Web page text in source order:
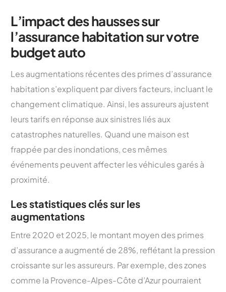
L’impact des hausses sur
l’assurance habitation sur votre
budget auto
Les augmentations récentes des primes d’assurance
habitation s’expliquent par divers facteurs, incluant le
changement climatique. Ainsi, les assureurs ajustent
leurs tarifs en réponse aux sinistres liés aux
catastrophes naturelles. Quand une maison est
frappée par des inondations, ces mêmes
événements peuvent affecter les véhicules garés à
proximité.
Les statistiques clés sur les
augmentations
Entre 2020 et 2025, le montant moyen des primes
d’assurance a augmenté de 28%, reflétant la pression
croissante sur les assureurs. Par exemple, des zones
comme la Provence-Alpes-Côte d’Azur pourraient